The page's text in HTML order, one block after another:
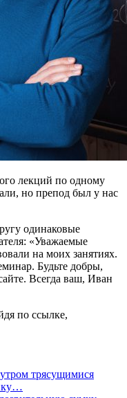
лекций по одному
но препод был у нас
одинаковые
«Уважаемые
на моих занятиях.
Будьте добры,
Всегда ваш, Иван
по ссылке,
трясущимися